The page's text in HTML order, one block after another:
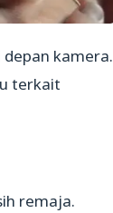
depan kamera.
terkait
remaja.